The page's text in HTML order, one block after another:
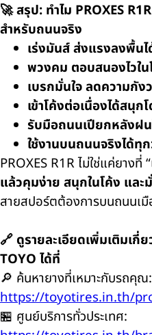
🚀 สรุป: ทำไม PROXES
สำหรับถนนจริง
เร่งมันส์ ส่งแรงลงพื้นไ
พวงคม ตอบสนองไวใน
เบรกมั่นใจ ลดความกัง
เข้าโค้งต่อเนื่องได้สนุก
รับมือถนนเปียกหลังฝ
ใช้งานบนถนนจริงได้ทุ
PROXES R1R ไม่ใช่แค่ยางที่
แล้วคุมง่าย สนุกในโค้ง และ
สายสปอร์ตต้องการบนถนนเมื
🔗 ดูรายละเอียดเพิ่มเติมเ
TOYO ได้ที่
🔎 ค้นหายางที่เหมาะกับรถคุณ:
https://toyotires.in.th/
🏪 ศูนย์บริการทั่วประเทศ: